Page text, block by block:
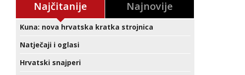
Najčitanije Najnovije
Kuna: nova hrvatska kratka strojnica
Natječaji i oglasi
Hrvatski snajperi